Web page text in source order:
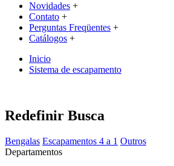
Novidades +
Contato +
Perguntas Freqüentes +
Catálogos +
Inicio
Sistema de escapamento
Redefinir Busca
Bengalas Escapamentos 4 a 1 Outros
Departamentos